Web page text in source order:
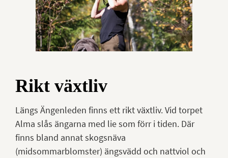
Rikt växtliv
Längs Ängenleden finns ett rikt växtliv. Vid torpet
Alma slås ängarna med lie som förr i tiden. Där
finns bland annat skogsnäva
(midsommarblomster) ängsvädd och nattviol och